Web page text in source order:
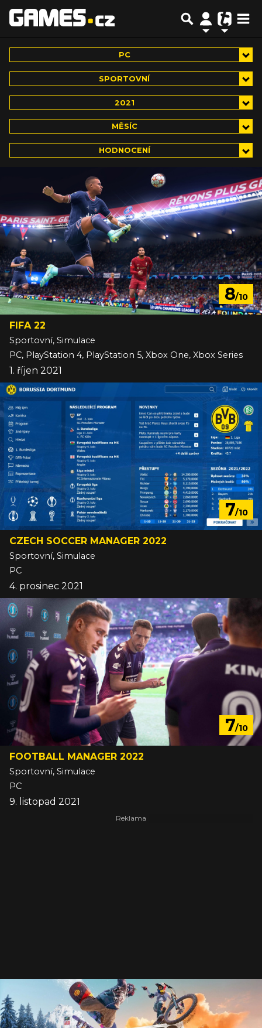
PC
SPORTOVNÍ
2021
MĚSÍC
HODNOCENÍ
8/10
FIFA 22
Sportovní, Simulace
PC, PlayStation 4, PlayStation 5, Xbox One, Xbox Series
1. říjen 2021
7/10
CZECH SOCCER MANAGER 2022
Sportovní, Simulace
PC
4. prosinec 2021
7/10
FOOTBALL MANAGER 2022
Sportovní, Simulace
PC
9. listopad 2021